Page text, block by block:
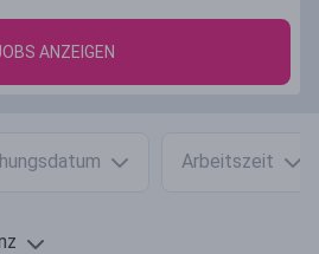
ANZEIGEN
Arbeitszeit